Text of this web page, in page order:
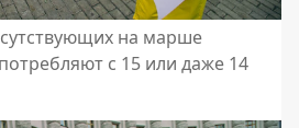
на марше
с 15 или даже 14